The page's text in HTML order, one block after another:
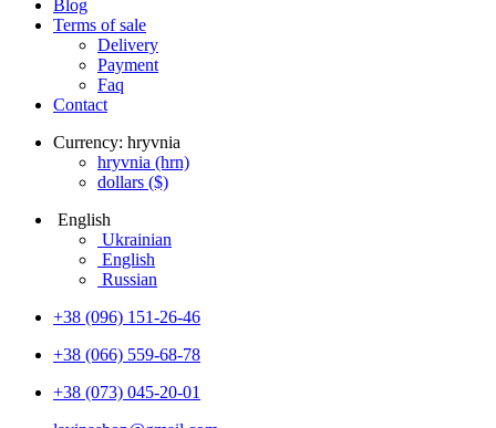
Blog
Terms of sale
Delivery
Payment
Faq
Contact
Currency: hryvnia
hryvnia (hrn)
dollars ($)
English
Ukrainian
English
Russian
+38 (096) 151-26-46
+38 (066) 559-68-78
+38 (073) 045-20-01